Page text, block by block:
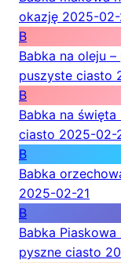
okazję 2025-02-
B
Babka na oleju
puszyste ciasto
B
Babka na
ciasto 2025-02-
B
Babka
2025-02-21
B
Babka
pyszne ciasto